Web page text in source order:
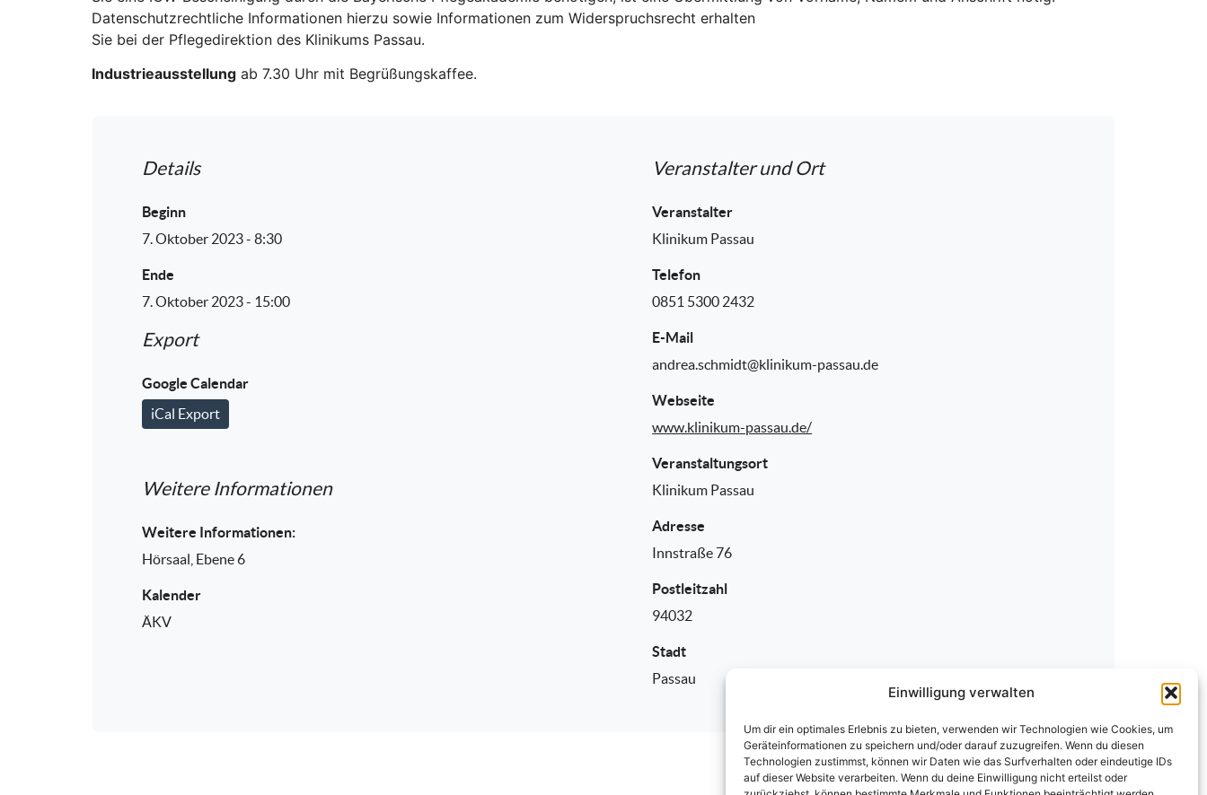
Einwilligung verwalten
Um dir ein optimales Erlebnis zu bieten, verwenden wir Technologien wie Cookies, um
Geräteinformationen zu speichern und/oder darauf zuzugreifen. Wenn du diesen
Technologien zustimmst, können wir Daten wie das Surfverhalten oder eindeutige IDs
auf dieser Website verarbeiten. Wenn du deine Einwilligung nicht erteilst oder
Datenschutzrechtliche Informationen hierzu sowie Informationen zum Widerspruchsrecht erhalten
Sie bei der Pflegedirektion des Klinikums Passau.
Industrieausstellung ab 7.30 Uhr mit Begrüßungskaffee.
Details
Beginn
7. Oktober 2023 - 8:30
Ende
7. Oktober 2023 - 15:00
Export
Google Calendar
iCal Export
Weitere Informationen
Weitere Informationen:
Hörsaal, Ebene 6
Kalender
ÄKV
Veranstalter und Ort
Veranstalter
Klinikum Passau
Telefon
0851 5300 2432
E-Mail
andrea.schmidt@klinikum-passau.de
Webseite
www.klinikum-passau.de/
Veranstaltungsort
Klinikum Passau
Adresse
Innstraße 76
Postleitzahl
94032
Stadt
Passau